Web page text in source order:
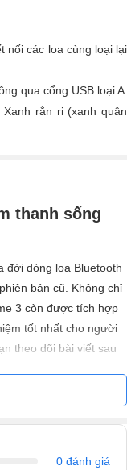
nối các loa cùng loại lại
qua cổng USB loại A
rằn ri (xanh quân
thanh sống
đời dòng loa Bluetooth
bản cũ. Không chỉ
3 còn được tích hợp
tốt nhất cho người
theo dõi bài viết sau
0 đánh giá